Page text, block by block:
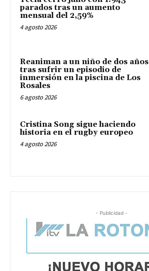
parados tras un aumento
mensual del 2,59%
4 agosto 2026
Reaniman a un niño de dos años
tras sufrir un episodio de
inmersión en la piscina de Los
Rosales
6 agosto 2026
Cristina Song sigue haciendo
historia en el rugby europeo
4 agosto 2026
- Publicidad -